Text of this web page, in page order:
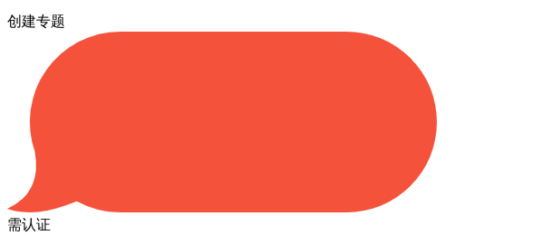
创建专题
需认证